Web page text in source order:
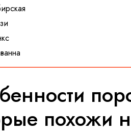
похожи